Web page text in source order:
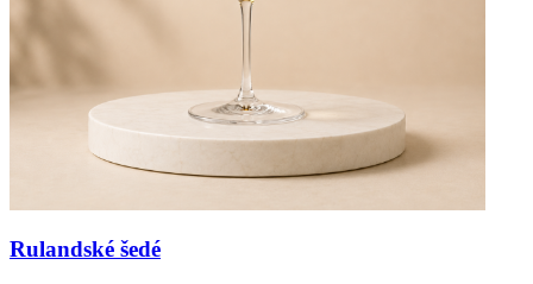
Rulandské šedé